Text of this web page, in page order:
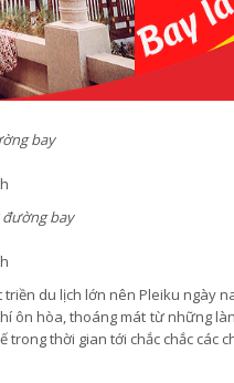
bay
đường bay
du lịch lớn nên Pleiku ngày
ôn hòa, thoáng mát từ những
thời gian tới chắc chắc các